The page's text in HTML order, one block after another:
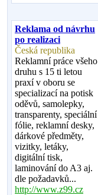
Reklama od návrhu
po realizaci
Česká republika
Reklamní práce všeho
druhu s 15 ti letou
praxí v oboru se
specializací na potisk
oděvů, samolepky,
transparenty, speciální
fólie, reklamní desky,
dárkové předměty,
vizitky, letáky,
digitální tisk,
laminování do A3 aj.
dle požadavků...
http://www.z99.cz